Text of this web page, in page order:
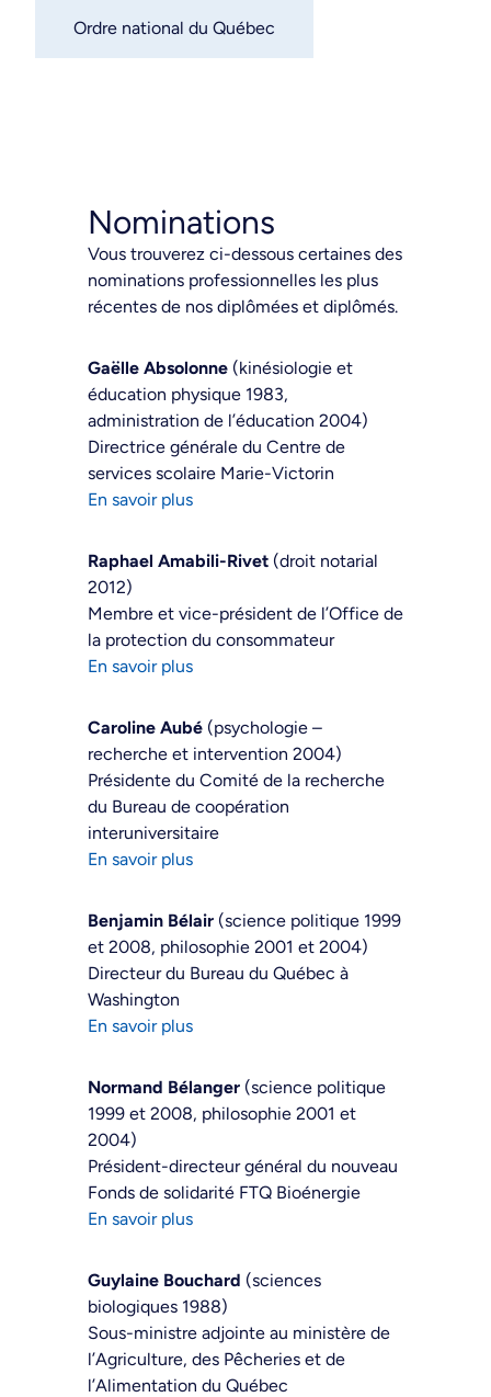
Ordre national du Québec
Nominations
Vous trouverez ci-dessous certaines des
nominations professionnelles les plus
récentes de nos diplômées et diplômés.
Gaëlle Absolonne (kinésiologie et
éducation physique 1983,
administration de l’éducation 2004)
Directrice générale du Centre de
services scolaire Marie-Victorin
En savoir plus
Raphael Amabili-Rivet (droit notarial
2012)
Membre et vice-président de l’Office de
la protection du consommateur
En savoir plus
Caroline Aubé (psychologie –
recherche et intervention 2004)
Présidente du Comité de la recherche
du Bureau de coopération
interuniversitaire
En savoir plus
Benjamin Bélair (science politique 1999
et 2008, philosophie 2001 et 2004)
Directeur du Bureau du Québec à
Washington
En savoir plus
Normand Bélanger (science politique
1999 et 2008, philosophie 2001 et
2004)
Président-directeur général du nouveau
Fonds de solidarité FTQ Bioénergie
En savoir plus
Guylaine Bouchard (sciences
biologiques 1988)
Sous-ministre adjointe au ministère de
l’Agriculture, des Pêcheries et de
l’Alimentation du Québec